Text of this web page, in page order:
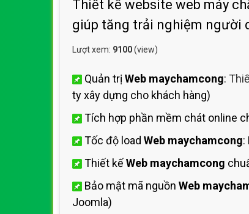
Thiết kế website web máy
giúp tăng trải nghiệm người
Lượt xem: 9100(view)
Quản trị Web maychamcong:
ty xây dựng cho khách hàng)
Tích hợp phần mềm chát online
Tốc độ load Web maychamcong:
Thiết kếWeb maychamcong
Bảo mật mã nguồn Web
Joomla)